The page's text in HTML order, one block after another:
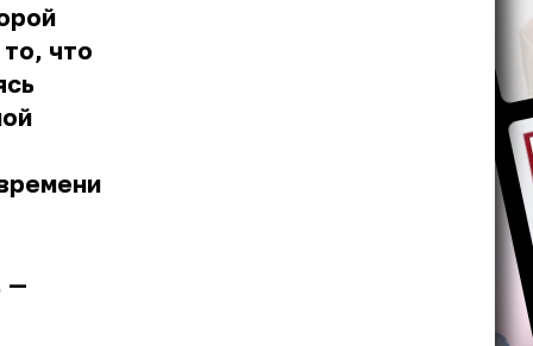
что
—